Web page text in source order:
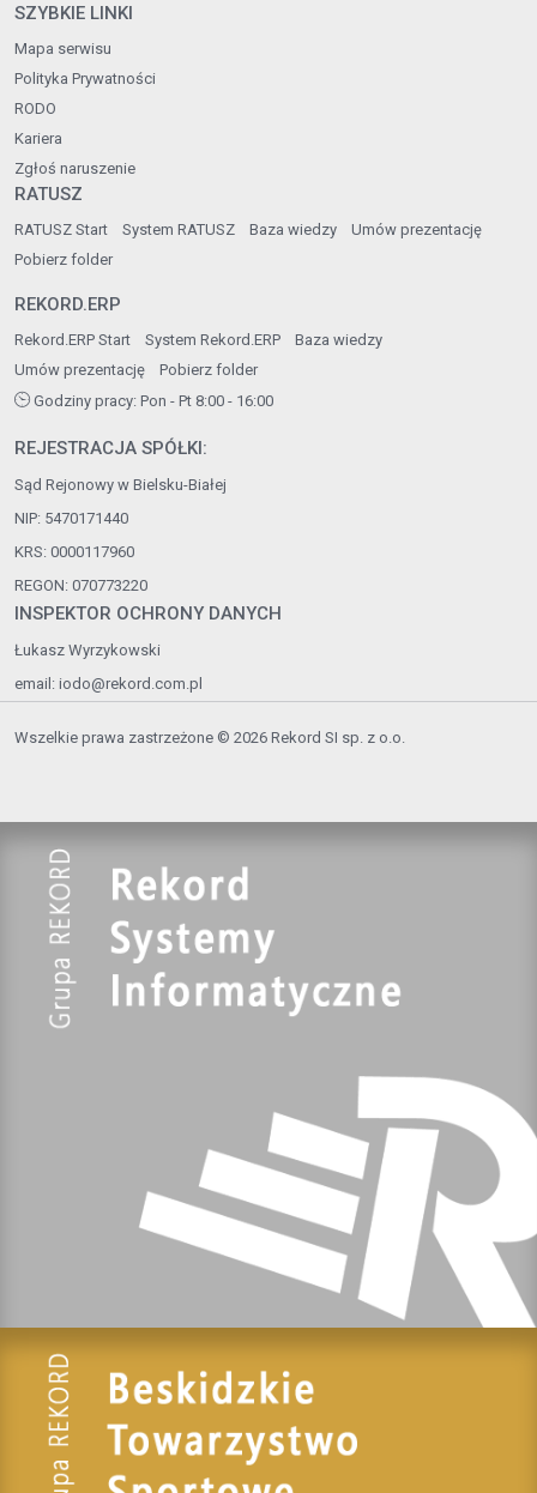
SZYBKIE LINKI
Mapa serwisu
Polityka Prywatności
RODO
Kariera
Zgłoś naruszenie
RATUSZ
RATUSZ Start System RATUSZ Baza wiedzy
Umów prezentację
Pobierz folder
REKORD.ERP
Rekord.ERP Start System Rekord.ERP
Baza wiedzy
Umów prezentację
Pobierz folder
Godziny pracy: Pon - Pt 8:00 - 16:00
REJESTRACJA SPÓŁKI:
Sąd Rejonowy w Bielsku-Białej
NIP: 5470171440
KRS: 0000117960
REGON: 070773220
INSPEKTOR OCHRONY DANYCH
Łukasz Wyrzykowski
email: iodo@rekord.com.pl
Wszelkie prawa zastrzeżone © 2026 Rekord SI sp. z o.o.